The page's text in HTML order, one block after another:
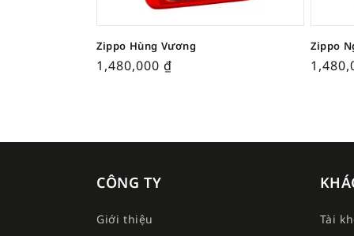
Zippo Hùng Vương
1,480,000 ₫
Zippo
CÔNG TY
Giới thiệu Tài